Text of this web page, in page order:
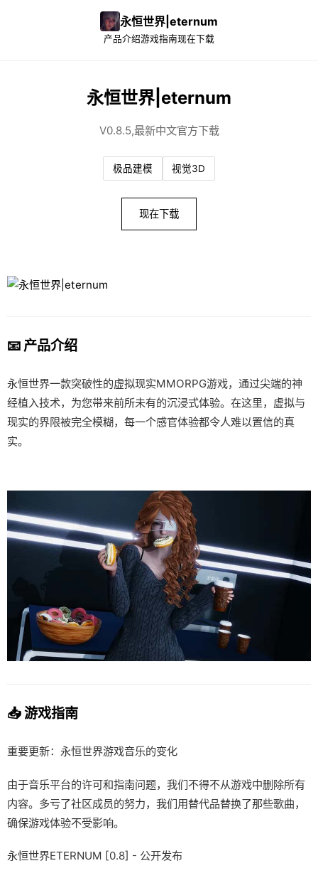
永恒世界|eternum
产品介绍游戏指南现在下载
永恒世界|eternum
V0.8.5,最新中文官方下载
极品建模 视觉3D
现在下载
📧 产品介绍
永恒世界一款突破性的虚拟现实MMORPG游戏，通过尖端的神
经植入技术，为您带来前所未有的沉浸式体验。在这里，虚拟与
现实的界限被完全模糊，每一个感官体验都令人难以置信的真
实。
📥 游戏指南
重要更新：永恒世界游戏音乐的变化
由于音乐平台的许可和指南问题，我们不得不从游戏中删除所有
内容。多亏了社区成员的努力，我们用替代品替换了那些歌曲，
确保游戏体验不受影响。
永恒世界ETERNUM [0.8] - 公开发布